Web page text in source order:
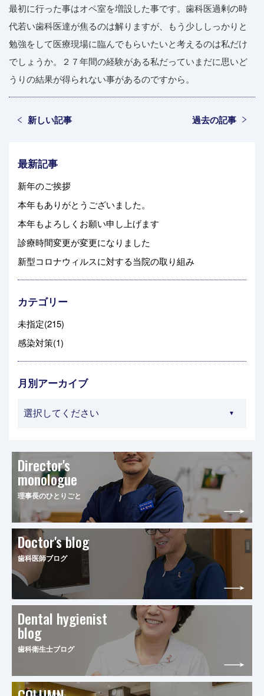
最初に行った事はオペ室を増設した事です。歯科医過剰の時
代若い歯科医達が焦るのは解りますが、もう少ししっかりと
勉強をして医療現場に臨んでもらいたいと考えるのは私だけ
でしょうか。２７年間の経験がある私だっていまだに思いど
うりの結果が得られない事があるのですから。
新しい記事 過去の記事
最新記事
新年のご挨拶
本年もありがとうございました。
本年もよろしくお願い申し上げます
診療時間変更が変更になりました
新型コロナウィルスに対する当院の取り組み
カテゴリー
未指定(215)
感染対策(1)
月別アーカイブ
Director's
monologue
理事長のひとりごと
Doctor's blog
歯科医師ブログ
Dental hygienist
blog
歯科衛生士ブログ